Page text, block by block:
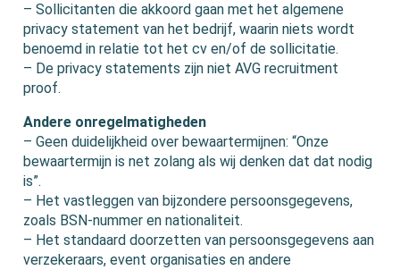
– Sollicitanten die akkoord gaan met het algemene
privacy statement van het bedrijf, waarin niets wordt
benoemd in relatie tot het cv en/of de sollicitatie.
– De privacy statements zijn niet AVG recruitment
proof.
Andere onregelmatigheden
– Geen duidelijkheid over bewaartermijnen: “Onze
bewaartermijn is net zolang als wij denken dat dat nodig
is”.
– Het vastleggen van bijzondere persoonsgegevens,
zoals BSN-nummer en nationaliteit.
– Het standaard doorzetten van persoonsgegevens aan
verzekeraars, event organisaties en andere